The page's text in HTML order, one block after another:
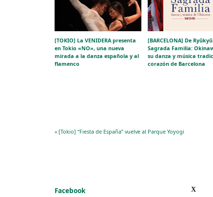
[TOKIO] La VENIDERA presenta
en Tokio «NO», una nueva
mirada a la danza española y al
flamenco
[BARCELONA] De
Sagrada Familia:
su danza y música
corazón de Barcelona
« [Tokio] “Fiesta de España” vuelve al Parque Yoyogi
Facebook X